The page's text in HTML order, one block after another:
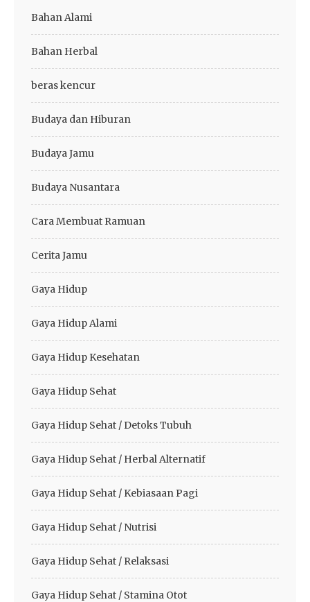
Bahan Alami
Bahan Herbal
beras kencur
Budaya dan Hiburan
Budaya Jamu
Budaya Nusantara
Cara Membuat Ramuan
Cerita Jamu
Gaya Hidup
Gaya Hidup Alami
Gaya Hidup Kesehatan
Gaya Hidup Sehat
Gaya Hidup Sehat / Detoks Tubuh
Gaya Hidup Sehat / Herbal Alternatif
Gaya Hidup Sehat / Kebiasaan Pagi
Gaya Hidup Sehat / Nutrisi
Gaya Hidup Sehat / Relaksasi
Gaya Hidup Sehat / Stamina Otot